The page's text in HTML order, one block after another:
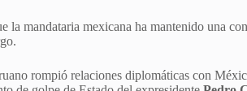
la mandataria mexicana ha mantenido una
rompió relaciones diplomáticas con